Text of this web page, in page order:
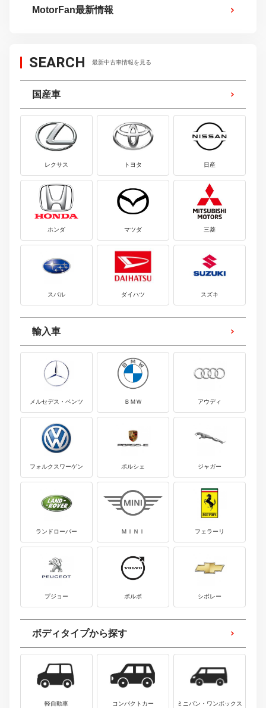
MotorFan最新情報
SEARCH 最新中古車情報を見る
国産車
レクサス トヨタ 日産
ホンダ マツダ 三菱
スバル ダイハツ スズキ
輸入車
メルセデス・ベンツ ＢＭＷ アウディ
フォルクスワーゲン ポルシェ ジャガー
ランドローバー ＭＩＮＩ フェラーリ
プジョー ボルボ シボレー
ボディタイプから探す
軽自動車 コンパクトカー ミニバン・ワンボックス